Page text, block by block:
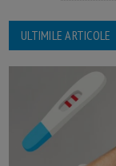
ULTIMILE ARTICOLE